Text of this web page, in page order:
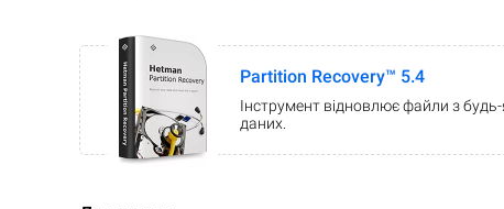
Partition Recovery™ 5.4
Інструмент відновлює файли з
даних.